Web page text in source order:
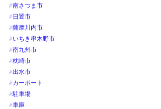
#南さつま市
#日置市
#薩摩川内市
#いちき串木野市
#南九州市
#枕崎市
#出水市
#カーポート
#駐車場
#車庫